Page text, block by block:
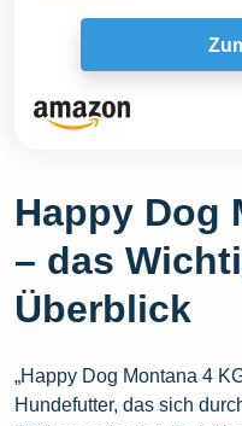
Happy Dog
– das
Überblick
„Happy Dog Montana 4
Hundefutter, das sich